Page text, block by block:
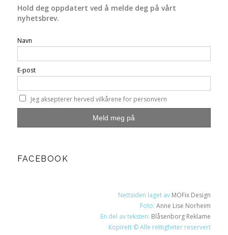
Hold deg oppdatert ved å melde deg på vårt
nyhetsbrev.
Navn
E-post
Jeg aksepterer herved vilkårene for personvern
FACEBOOK
Nettsiden laget av MOFix Design
Foto:Anne Lise Norheim
En del av teksten: Blåsenborg Reklame
Kopirett © Alle rettigheter reservert